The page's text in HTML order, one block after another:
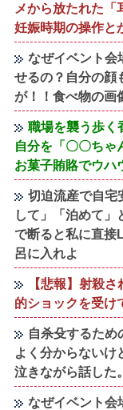
メから放たれた
妊娠時期の操作と
なぜイベント会
せるの？自分の顔
が！！食べ物の画
職場を襲う歩く
自分を「〇〇ちゃ
お菓子賄賂でウハ
切迫流産で自
して」「泊めて」
で断ると私に直
呂に入れよ
【悲報】射殺
的ショックを受け
自杀殳するため
よく分からないけ
泣きながら話し
なぜイベント会